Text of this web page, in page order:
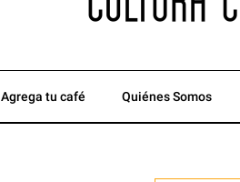
Agrega tu café Quiénes Somos